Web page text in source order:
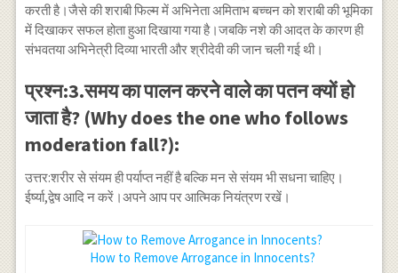
करती है।जैसे की शराबी फिल्म में अभिनेता अमिताभ बच्चन को शराबी की भूमिका
में दिखाकर सफल होता हुआ दिखाया गया है।जबकि नशे की आदत के कारण ही
संभवतया अभिनेत्री दिव्या भारती और श्रीदेवी की जान चली गई थी।
प्रश्न:3.समय का पालन करने वाले का पतन क्यों हो
जाता है? (Why does the one who follows
moderation fall?):
उत्तर:शरीर से संयम ही पर्याप्त नहीं है बल्कि मन से संयम भी सधना चाहिए।
ईर्ष्या,द्वेष आदि न करें।अपने आप पर आत्मिक नियंत्रण रखें।
How to Remove Arrogance in Innocents?